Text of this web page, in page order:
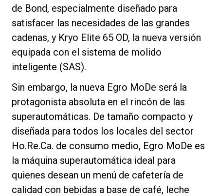
de Bond, especialmente diseñado para
satisfacer las necesidades de las grandes
cadenas, y Kryo Elite 65 OD, la nueva versión
equipada con el sistema de molido
inteligente (SAS).
Sin embargo, la nueva Egro MoDe será la
protagonista absoluta en el rincón de las
superautomáticas. De tamaño compacto y
diseñada para todos los locales del sector
Ho.Re.Ca. de consumo medio, Egro MoDe es
la máquina superautomática ideal para
quienes desean un menú de cafetería de
calidad con bebidas a base de café, leche